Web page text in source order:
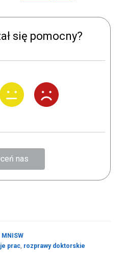
się pomocny?
nas
prac rozprawy doktorskie